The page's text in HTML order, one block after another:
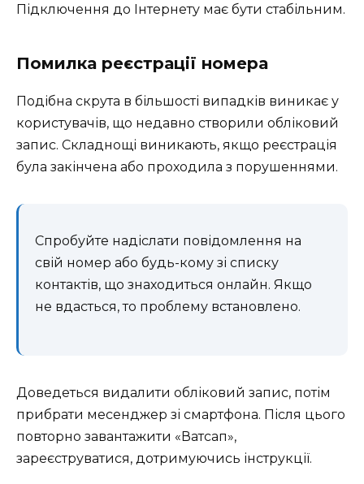
Підключення до Інтернету має бути стабільним.
Помилка реєстрації номера
Подібна скрута в більшості випадків виникає у
користувачів, що недавно створили обліковий
запис. Складнощі виникають, якщо реєстрація
була закінчена або проходила з порушеннями.
Спробуйте надіслати повідомлення на
свій номер або будь-кому зі списку
контактів, що знаходиться онлайн. Якщо
не вдасться, то проблему встановлено.
Доведеться видалити обліковий запис, потім
прибрати месенджер зі смартфона. Після цього
повторно завантажити «Ватсап»,
зареєструватися, дотримуючись інструкції.